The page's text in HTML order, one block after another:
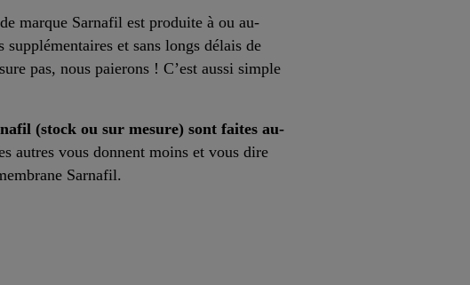
marque Sarnafil est produite à ou au-
supplémentaires et sans longs délais de
pas, nous paierons ! C’est aussi simple
(stock ou sur mesure) sont faites au-
autres vous donnent moins et vous dire
Sarnafil.